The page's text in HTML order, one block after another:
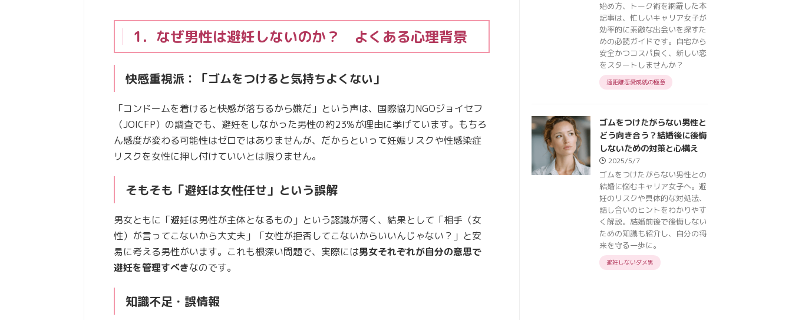
1．なぜ男性は避妊しないのか？ よくある心理背景
快感重視派：「ゴムをつけると気持ちよくない」
「コンドームを着けると快感が落ちるから嫌だ」という声は、国際協力NGOジョイセフ
（JOICFP）の調査でも、避妊をしなかった男性の約23%が理由に挙げています。もちろ
ん感度が変わる可能性はゼロではありませんが、だからといって妊娠リスクや性感染症
リスクを女性に押し付けていいとは限りません。
そもそも「避妊は女性任せ」という誤解
男女ともに「避妊は男性が主体となるもの」という認識が薄く、結果として「相手（女
性）が言ってこないから大丈夫」「女性が拒否してこないからいいんじゃない？」と安
易に考える男性がいます。これも根深い問題で、実際には男女それぞれが自分の意思で
避妊を管理すべきなのです。
知識不足・誤情報
始め方、トーク術を網羅した本
記事は、忙しいキャリア女子が
効率的に素敵な出会いを探すた
めの必読ガイドです。自宅から
安全かつコスパ良く、新しい恋
をスタートしませんか？
遠距離恋愛成就の極意
ゴムをつけたがらない男性と
どう向き合う？結婚後に後悔
しないための対策と心構え
2025/5/7
ゴムをつけたがらない男性との
結婚に悩むキャリア女子へ。避
妊のリスクや具体的な対処法、
話し合いのヒントをわかりやす
く解説。結婚前後で後悔しない
ための知識も紹介し、自分の将
来を守る一歩に。
避妊しないダメ男